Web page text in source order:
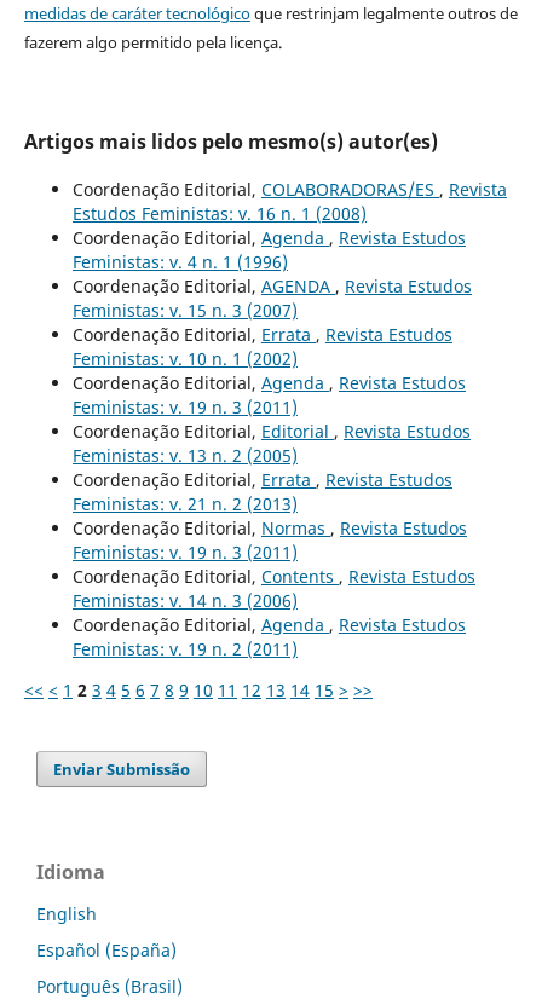
medidas de caráter tecnológicoque restrinjam legalmente outros de
fazerem algo permitido pela licença.
Artigos mais lidos pelo mesmo(s) autor(es)
Coordenação Editorial, COLABORADORAS/ES , Revista
Estudos Feministas: v. 16 n. 1 (2008)
Coordenação Editorial, Agenda , Revista Estudos
Feministas: v. 4 n. 1 (1996)
Coordenação Editorial, AGENDA , Revista Estudos
Feministas: v. 15 n. 3 (2007)
Coordenação Editorial, Errata , Revista Estudos
Feministas: v. 10 n. 1 (2002)
Coordenação Editorial, Agenda , Revista Estudos
Feministas: v. 19 n. 3 (2011)
Coordenação Editorial, Editorial , Revista Estudos
Feministas: v. 13 n. 2 (2005)
Coordenação Editorial, Errata , Revista Estudos
Feministas: v. 21 n. 2 (2013)
Coordenação Editorial, Normas , Revista Estudos
Feministas: v. 19 n. 3 (2011)
Coordenação Editorial, Contents , Revista Estudos
Feministas: v. 14 n. 3 (2006)
Coordenação Editorial, Agenda , Revista Estudos
Feministas: v. 19 n. 2 (2011)
<< < 1 2 3 4 5 6 7 8 9 10 11 12 13 14 15 > >>
Enviar Submissão
Idioma
English
Español (España)
Português (Brasil)